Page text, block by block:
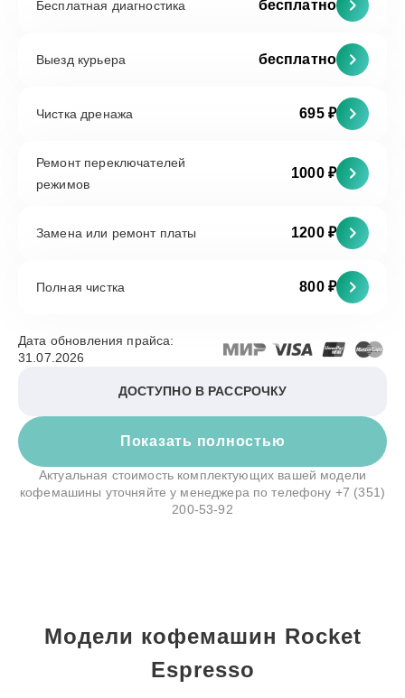
Бесплатная диагностика бесплатно
Выезд курьера бесплатно
Чистка дренажа 695 ₽
Ремонт переключателей
режимов
1000 ₽
Замена или ремонт платы 1200 ₽
Полная чистка 800 ₽
Показать полностью
Дата обновления прайса:
31.07.2026
ДОСТУПНО В РАССРОЧКУ
Актуальная стоимость комплектующих вашей модели
кофемашины уточняйте у менеджера по телефону +7 (351)
200-53-92
Модели кофемашин Rocket
Espresso